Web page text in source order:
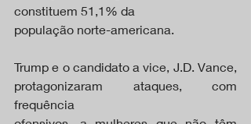
constituem 51,1% da
população norte-americana.
Trump e o candidato a vice, J.D. Vance,
protagonizaram ataques, com
frequência